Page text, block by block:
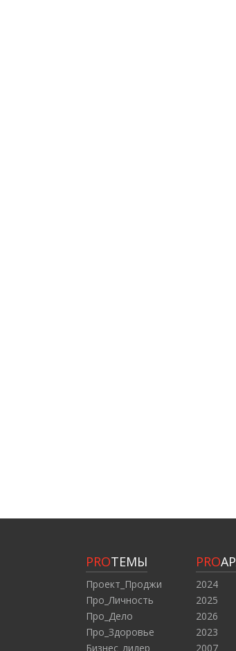
PROТЕМЫ
Проект_Проджи
Про_Личность
Про_Дело
Про_Здоровье
Бизнес_лидер
PRO
2024
2025
2026
2023
2007